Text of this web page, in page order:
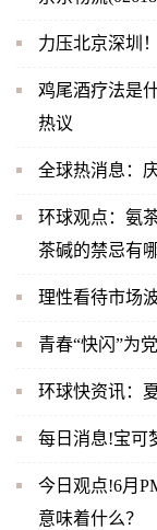
力压北京深圳
鸡尾酒疗法是
热议
全球热消息：
环球观点：氨
茶碱的禁忌有
理性看待市场
青春“快闪”为
环球快资讯：
每日消息!宝可
今日观点!6月
意味着什么？